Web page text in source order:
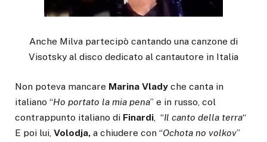
Anche Milva partecipò cantando una canzone di
Visotsky al disco dedicato al cantautore in Italia
Non poteva mancare Marina Vlady che canta in
italiano “Ho portato la mia pena” e in russo, col
contrappunto italiano di Finardi, “Il canto della terra“
E poi lui, Volodja, a chiudere con “Ochota no volkov”